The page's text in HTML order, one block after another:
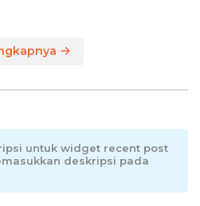
untuk widget recent post
deskripsi pada